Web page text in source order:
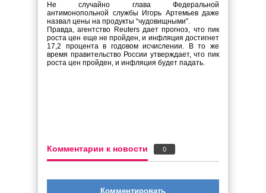
Не случайно глава Федеральной
антимонопольной службы Игорь Артемьев даже
назвал цены на продукты “чудовищными”.
Правда, агентство Reuters дает прогноз, что пик
роста цен еще не пройден, и инфляция достигнет
17,2 процента в годовом исчислении. В то же
время правительство России утверждает, что пик
роста цен пройден, и инфляция будет падать.
Комментарии к новости 0
Комментировать